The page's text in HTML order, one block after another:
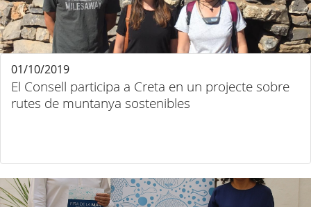
El Consell participa a Creta en un projecte sobre
rutes de muntanya sostenibles
01/10/2019